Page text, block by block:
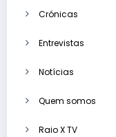
Crónicas
Entrevistas
Notícias
Quem somos
Raio X TV